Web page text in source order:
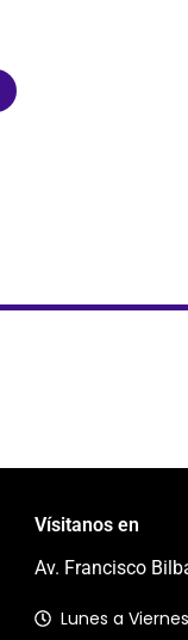
Vísitanos en
Av. Francisco
Lunes a